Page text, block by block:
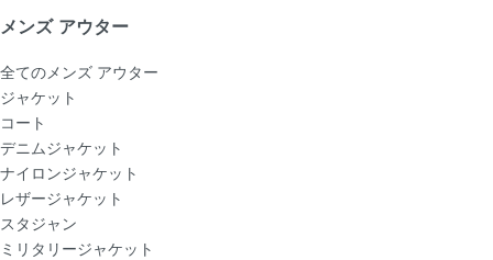
メンズ アウター
全てのメンズ アウター
ジャケット
コート
デニムジャケット
ナイロンジャケット
レザージャケット
スタジャン
ミリタリージャケット